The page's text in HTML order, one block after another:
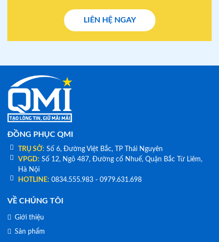
LIÊN HỆ NGAY
ĐỒNG PHỤC QMI
TRỤ SỞ: Số 6, Đường Việt Bắc, TP Thái Nguyên
VPGD: Số 12, Ngõ 487, Đường cổ Nhuế, Quận Bắc Từ Liêm,
Hà Nội
HOTLINE: 0834.555.983 - 0979.631.698
VỀ CHÚNG TÔI
Giới thiệu
Sản phẩm